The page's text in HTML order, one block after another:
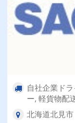
自社企業ド
ー, 軽貨物配
北海道北見市